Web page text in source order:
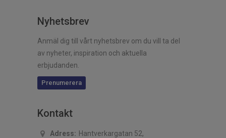
Nyhetsbrev
Anmäl dig till vårt nyhetsbrev om du vill ta del
av nyheter, inspiration och aktuella
erbjudanden.
Prenumerera
Kontakt
Adress: Hantverkargatan 52,